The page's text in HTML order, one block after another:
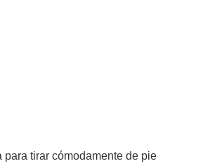
para tirar cómodamente de pie